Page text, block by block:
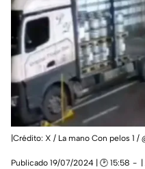
|Crédito: X / La mano Con pelos 1 /
Publicado 19/07/2024 | 🕑 15:58